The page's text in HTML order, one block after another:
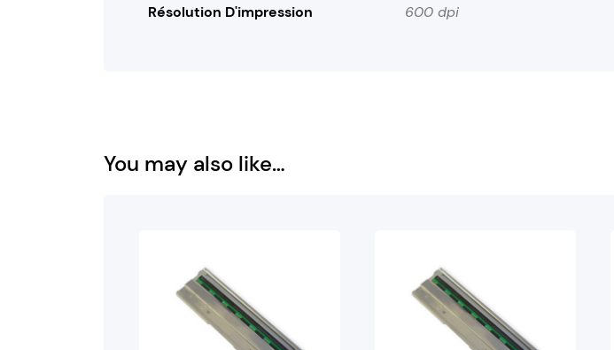
Résolution D'impression 600 dpi
You may also like…